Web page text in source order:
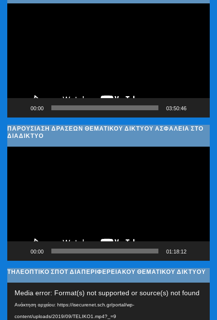
00:00 03:50:46
ΠΑΡΟΥΣΊΑΣΗ ΔΡΆΣΕΩΝ ΘΕΜΑΤΙΚΟΎ ΔΙΚΤΎΟΥ ΑΣΦΆΛΕΙΑ ΣΤΟ
ΔΙΑΔΊΚΤΥΟ
00:00 01:18:12
ΤΗΛΕΟΠΤΙΚΟ ΣΠΟΤ ΔΙΑΠΕΡΙΦΕΡΕΙΑΚΟΥ ΘΕΜΑΤΙΚΟΥ ΔΙΚΤΥΟΥ
Media error: Format(s) not supported or source(s) not found
Ανάκτηση αρχείου: https://isecurenet.sch.gr/portal/wp-
content/uploads/2019/09/TELIKO1.mp4?_=9